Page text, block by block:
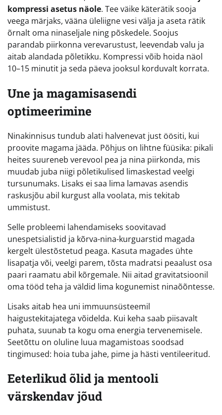
kompressi asetus näole. Tee väike käterätik sooja
veega märjaks, vääna üleliigne vesi välja ja aseta rätik
õrnalt oma ninaseljale ning põskedele. Soojus
parandab piirkonna verevarustust, leevendab valu ja
aitab alandada põletikku. Kompressi võib hoida näol
10–15 minutit ja seda päeva jooksul korduvalt korrata.
Une ja magamisasendi
optimeerimine
Ninakinnisus tundub alati halvenevat just öösiti, kui
proovite magama jääda. Põhjus on lihtne füüsika: pikali
heites suureneb verevool pea ja nina piirkonda, mis
muudab juba niigi põletikulised limaskestad veelgi
tursunumaks. Lisaks ei saa lima lamavas asendis
raskusjõu abil kurgust alla voolata, mis tekitab
ummistust.
Selle probleemi lahendamiseks soovitavad
unespetsialistid ja kõrva-nina-kurguarstid magada
kergelt ülestõstetud peaga. Kasuta magades ühte
lisapatja või, veelgi parem, tõsta madratsi peaalust osa
paari raamatu abil kõrgemale. Nii aitad gravitatsioonil
oma tööd teha ja väldid lima kogunemist ninaõõntesse.
Lisaks aitab hea uni immuunsüsteemil
haigustekitajatega võidelda. Kui keha saab piisavalt
puhata, suunab ta kogu oma energia tervenemisele.
Seetõttu on oluline luua magamistoas soodsad
tingimused: hoia tuba jahe, pime ja hästi ventileeritud.
Eeterlikud õlid ja mentooli
värskendav jõud